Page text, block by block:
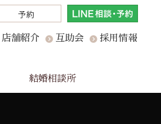
店舗紹介 互助会 採用情報
結婚相談所